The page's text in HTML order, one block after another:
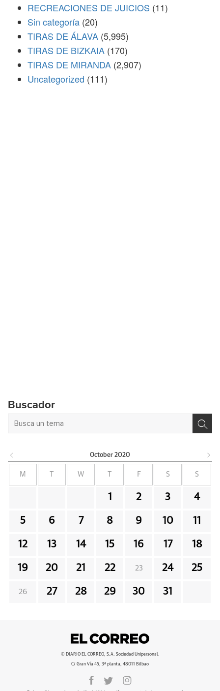
RECREACIONES DE JUICIOS (11)
Sin categoría (20)
TIRAS DE ÁLAVA (5,995)
TIRAS DE BIZKAIA (170)
TIRAS DE MIRANDA (2,907)
Uncategorized (111)
Buscador
October 2020
M T W T F S S
1 2 3 4
5 6 7 8 9 10 11
12 13 14 15 16 17 18
19 20 21 22 23 24 25
26 27 28 29 30 31
© DIARIO EL CORREO, S.A. Sociedad Unipersonal.
C/ Gran Vía 45, 3ª planta, 48011 Bilbao